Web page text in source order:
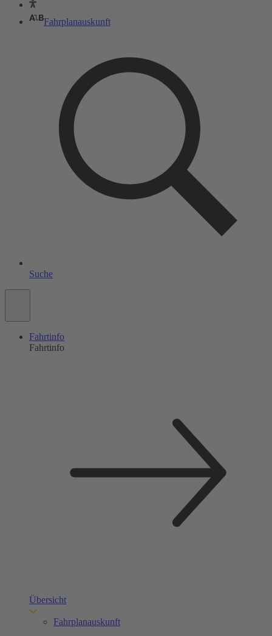
Fahrplanauskunft
Suche
Fahrtinfo
Fahrtinfo
Übersicht
Fahrplanauskunft